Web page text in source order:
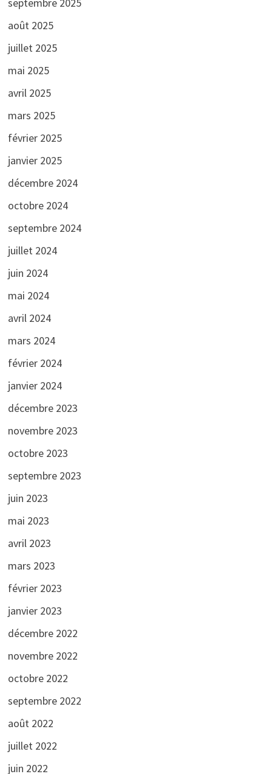
septembre 2025
août 2025
juillet 2025
mai 2025
avril 2025
mars 2025
février 2025
janvier 2025
décembre 2024
octobre 2024
septembre 2024
juillet 2024
juin 2024
mai 2024
avril 2024
mars 2024
février 2024
janvier 2024
décembre 2023
novembre 2023
octobre 2023
septembre 2023
juin 2023
mai 2023
avril 2023
mars 2023
février 2023
janvier 2023
décembre 2022
novembre 2022
octobre 2022
septembre 2022
août 2022
juillet 2022
juin 2022